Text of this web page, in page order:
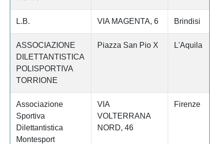
L.B. VIA MAGENTA, 6 Brindisi
ASSOCIAZIONE
DILETTANTISTICA
POLISPORTIVA
TORRIONE
Piazza San Pio X L'Aquila
Associazione
Sportiva
Dilettantistica
Montesport
VIA
VOLTERRANA
NORD, 46
Firenze